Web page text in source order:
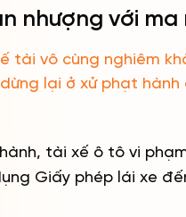
nhượng với ma
tài vô cùng nghiêm
lại ở xử phạt
tài xế ô tô vi
Giấy phép lái xe